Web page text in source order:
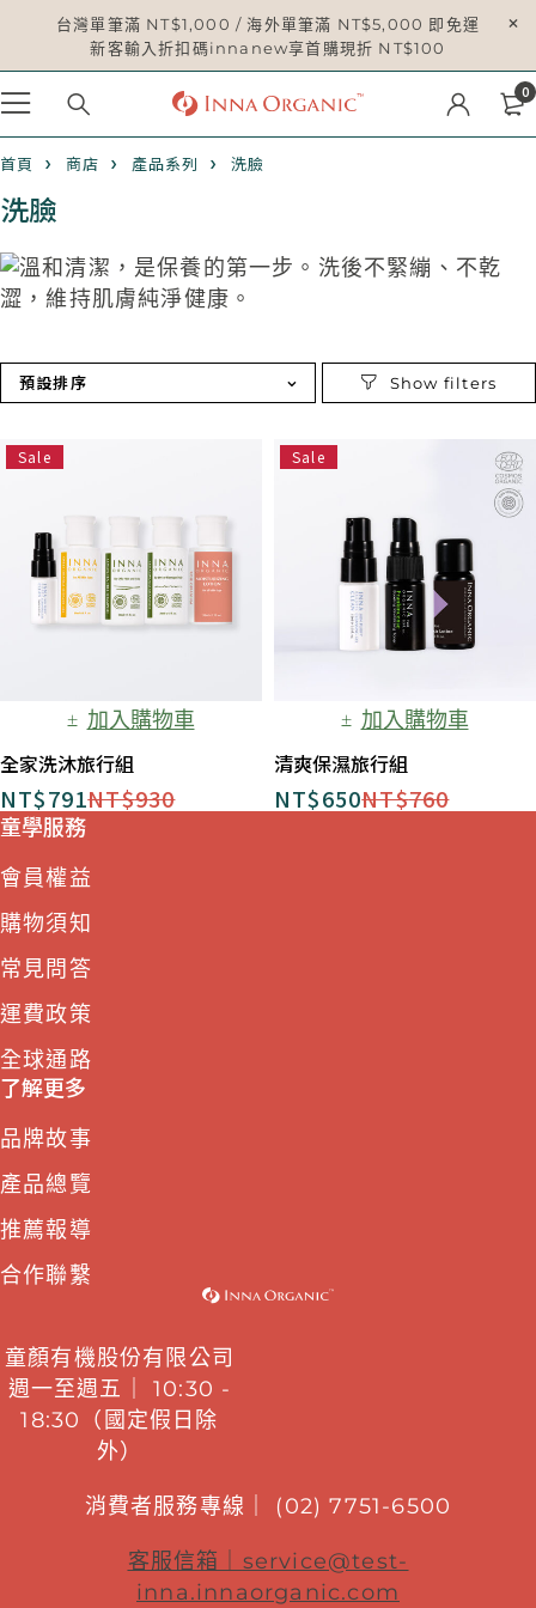
台灣單筆滿 NT$1,000 / 海外單筆滿 NT$5,000 即免運
新客輸入折扣碼innanew享首購現折 NT$100
0
首頁 商店 產品系列 洗臉
洗臉
預設排序
Sale
加入購物車
全家洗沐旅行組
NT$930
NT$791
Sale
加入購物車
清爽保濕旅行組
NT$760
NT$650
童學服務
會員權益
購物須知
常見問答
運費政策
全球通路
了解更多
品牌故事
產品總覽
推薦報導
合作聯繫
童顏有機股份有限公司
週一至週五｜ 10:30 -
18:30（國定假日除
外）
消費者服務專線｜ (02) 7751-6500
客服信箱｜ service@test-
inna.innaorganic.com